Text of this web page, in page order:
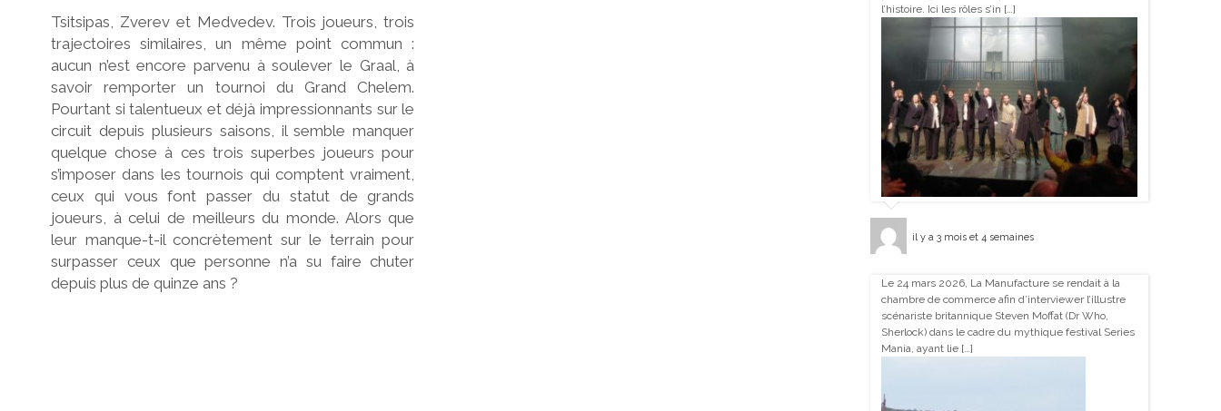
Tsitsipas, Zverev et Medvedev. Trois joueurs, trois
trajectoires similaires, un même point commun :
aucun n’est encore parvenu à soulever le Graal, à
savoir remporter un tournoi du Grand Chelem.
Pourtant si talentueux et déjà impressionnants sur le
circuit depuis plusieurs saisons, il semble manquer
quelque chose à ces trois superbes joueurs pour
s’imposer dans les tournois qui comptent vraiment,
ceux qui vous font passer du statut de grands
joueurs, à celui de meilleurs du monde. Alors que
leur manque-t-il concrètement sur le terrain pour
surpasser ceux que personne n’a su faire chuter
depuis plus de quinze ans ?
l’histoire. Ici les rôles s’in […]
il y a 3 mois et 4 semaines
Le 24 mars 2026, La Manufacture se rendait à la
chambre de commerce afin d’interviewer l’illustre
scénariste britannique Steven Moffat (Dr Who,
Sherlock) dans le cadre du mythique festival Series
Mania, ayant lie […]